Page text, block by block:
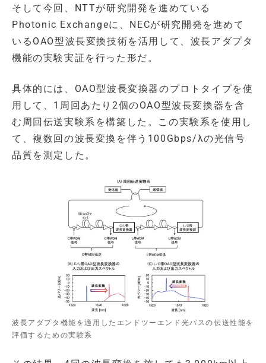
そして今回、NTTが研究開発を進めている
Photonic Exchangeに、NECが研究開発を進めて
いるOAO型波長変換技術を活用して、波長アダプタ
機能の実験実証を行った形だ。
具体的には、OAO型波長変換器のプロトタイプを使
用して、1周回あたり2個のOAO型波長変換器を含
む周回伝送実験系を構築した。この実験系を使用し
て、複数回の波長変換を伴う100Gbps/λの光信号
品質を測定した。
波長アダプタ機能を適用したエンドツーエンド光パスの伝送性能を
評価するための実験系